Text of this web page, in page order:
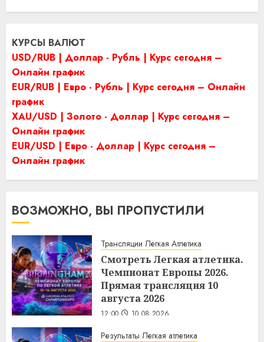
КУРСЫ ВАЛЮТ
USD/RUB | Доллар - Рубль | Курс сегодня –
Онлайн график
EUR/RUB | Евро - Рубль | Курс сегодня – Онлайн
график
XAU/USD | Золото - Доллар | Курс сегодня –
Онлайн график
EUR/USD | Евро - Доллар | Курс сегодня –
Онлайн график
ВОЗМОЖНО, ВЫ ПРОПУСТИЛИ
Трансляции Легкая Атлетика
Смотреть Легкая атлетика.
Чемпионат Европы 2026.
Прямая трансляция 10
августа 2026
12:00 10.08.2026
Результаты Легкая атлетика